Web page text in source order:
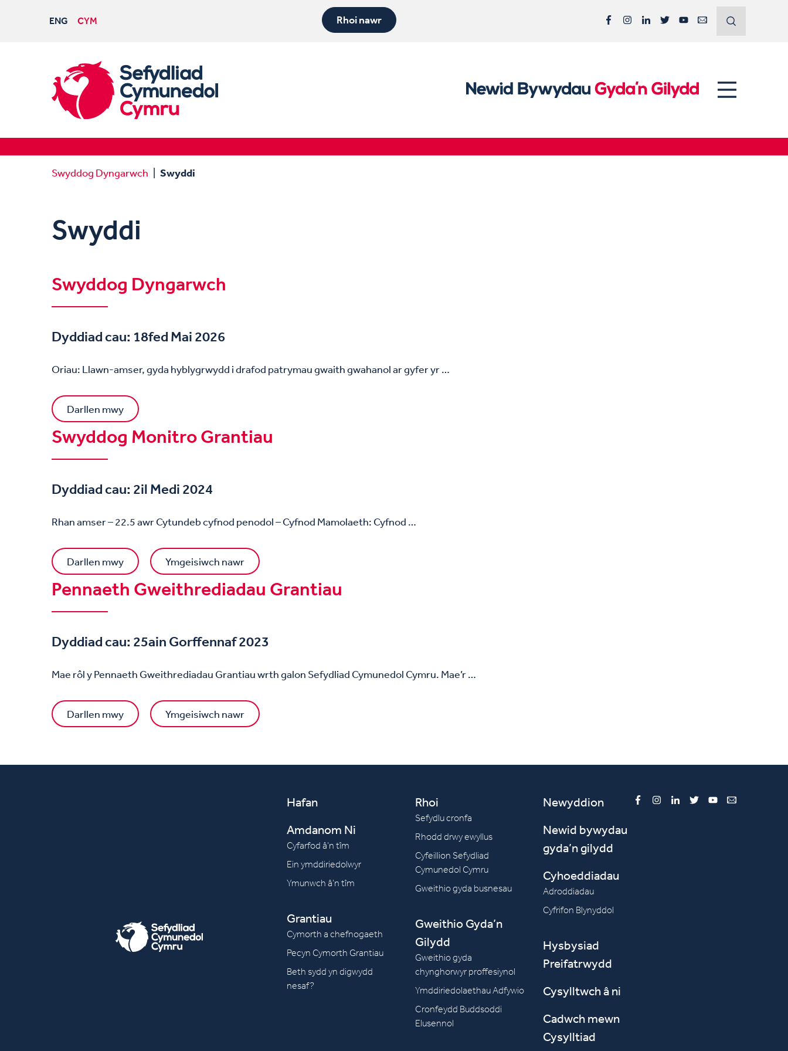
ENG CYM Rhoi nawr
Swyddog Dyngarwch Swyddi
Swyddi
Swyddog Dyngarwch
Dyddiad cau: 18fed Mai 2026
Oriau: Llawn-amser, gyda hyblygrwydd i drafod patrymau gwaith gwahanol ar gyfer yr …
Darllen mwy
Swyddog Monitro Grantiau
Dyddiad cau: 2il Medi 2024
Rhan amser – 22.5 awr Cytundeb cyfnod penodol – Cyfnod Mamolaeth: Cyfnod …
Darllen mwy Ymgeisiwch nawr
Pennaeth Gweithrediadau Grantiau
Dyddiad cau: 25ain Gorffennaf 2023
Mae rôl y Pennaeth Gweithrediadau Grantiau wrth galon Sefydliad Cymunedol Cymru. Mae’r …
Darllen mwy Ymgeisiwch nawr
Hafan
Amdanom Ni
Cyfarfod â’n tîm
Ein ymddiriedolwyr
Ymunwch â’n tîm
Grantiau
Cymorth a chefnogaeth
Pecyn Cymorth Grantiau
Beth sydd yn digwydd
nesaf?
Rhoi
Sefydlu cronfa
Rhodd drwy ewyllus
Cyfeillion Sefydliad
Cymunedol Cymru
Gweithio gyda busnesau
Gweithio Gyda’n
Gilydd
Gweithio gyda
chynghorwyr proffesiynol
Ymddiriedolaethau Adfywio
Cronfeydd Buddsoddi
Elusennol
Newyddion
Newid bywydau
gyda’n gilydd
Cyhoeddiadau
Adroddiadau
Cyfrifon Blynyddol
Hysbysiad
Preifatrwydd
Cysylltwch â ni
Cadwch mewn
Cysylltiad